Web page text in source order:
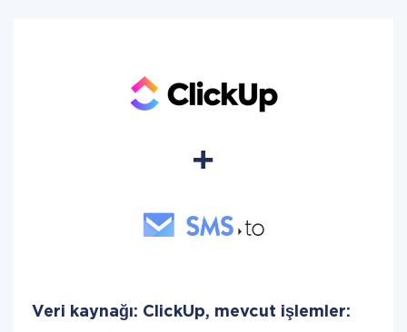
Veri kaynağı: ClickUp, mevcut işlemler: